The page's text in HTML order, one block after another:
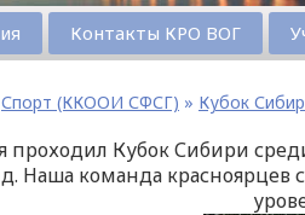
Контакты КРО ВОГ
Спорт (ККООИ СФСГ) » Кубок
проходил Кубок Сибири
Наша команда красноярцев